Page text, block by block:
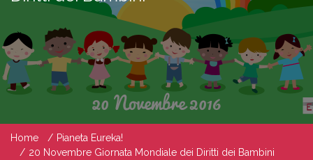
Home
Pianeta Eureka!
20 Novembre Giornata Mondiale dei Diritti dei Bambini